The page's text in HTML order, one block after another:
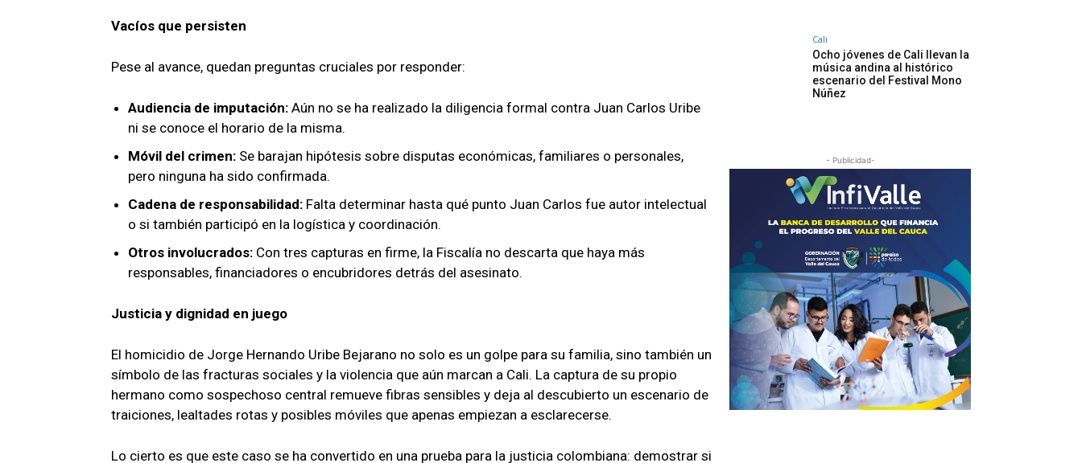
Vacíos que persisten
Pese al avance, quedan preguntas cruciales por responder:
Audiencia de imputación: Aún no se ha realizado la diligencia formal contra Juan Carlos Uribe
ni se conoce el horario de la misma.
Móvil del crimen: Se barajan hipótesis sobre disputas económicas, familiares o personales,
pero ninguna ha sido confirmada.
Cadena de responsabilidad: Falta determinar hasta qué punto Juan Carlos fue autor intelectual
o si también participó en la logística y coordinación.
Otros involucrados: Con tres capturas en firme, la Fiscalía no descarta que haya más
responsables, financiadores o encubridores detrás del asesinato.
Justicia y dignidad en juego
El homicidio de Jorge Hernando Uribe Bejarano no solo es un golpe para su familia, sino también un
símbolo de las fracturas sociales y la violencia que aún marcan a Cali. La captura de su propio
hermano como sospechoso central remueve fibras sensibles y deja al descubierto un escenario de
traiciones, lealtades rotas y posibles móviles que apenas empiezan a esclarecerse.
Lo cierto es que este caso se ha convertido en una prueba para la justicia colombiana: demostrar si
Cali
Ocho jóvenes de Cali llevan la
música andina al histórico
escenario del Festival Mono
Núñez
- Publicidad-